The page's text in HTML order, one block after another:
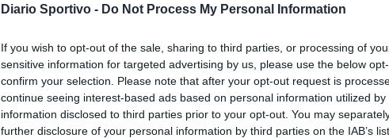
Diario Sportivo - Do Not Process My Personal Information
If you wish to opt-out of the sale, sharing to third parties, or processing of
sensitive information for targeted advertising by us, please use the below
confirm your selection. Please note that after your opt-out request is
continue seeing interest-based ads based on personal information utilized
information disclosed to third parties prior to your opt-out. You may
further disclosure of your personal information by third parties on the IAB’s